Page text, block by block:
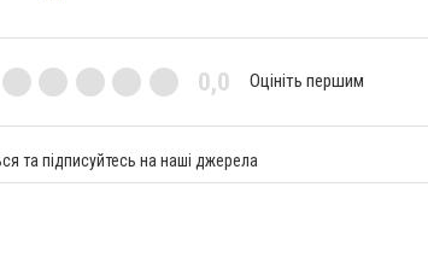
0,0 Оцініть першим
та підписуйтесь на наші джерела